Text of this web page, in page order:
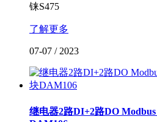
铼S475
了解更多
07-07 / 2023
继电器2路DI+2路DO